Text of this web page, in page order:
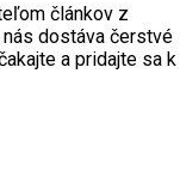
článkov z
dostáva čerstvé
a pridajte sa k